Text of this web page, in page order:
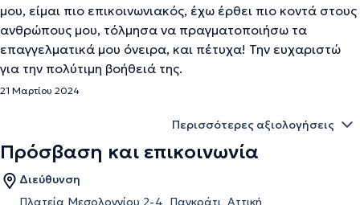
μου, είμαι πιο επικοινωνιακός, έχω έρθει πιο κοντά στους
ανθρώπους μου, τόλμησα να πραγματοποιήσω τα
επαγγελματικά μου όνειρα, και πέτυχα! Την ευχαριστώ
για την πολύτιμη βοήθειά της.
21 Μαρτίου 2024
Περισσότερες αξιολογήσεις
Πρόσβαση και επικοινωνία
Διεύθυνση
Πλατεία Μεσολογγίου 2-4, Παγκράτι, Αττική